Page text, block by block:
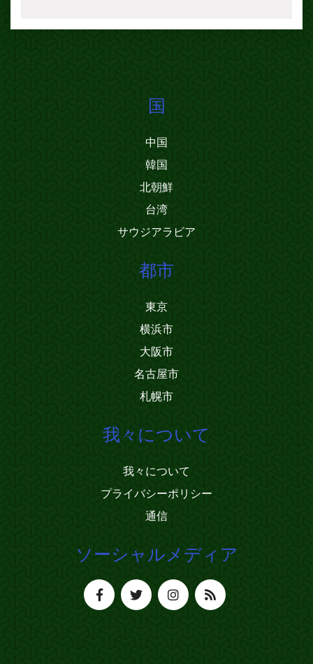
国
中国
韓国
北朝鮮
台湾
サウジアラビア
都市
東京
横浜市
大阪市
名古屋市
札幌市
我々について
我々について
プライバシーポリシー
通信
ソーシャルメディア